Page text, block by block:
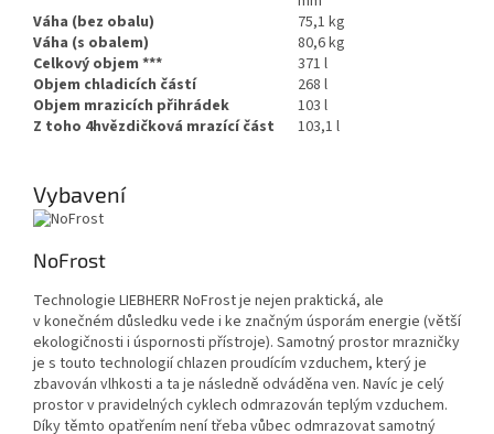
Váha (bez obalu)
75,1 kg
Váha (s obalem)
80,6 kg
Celkový objem ***
371 l
Objem chladicích částí
268 l
Objem mrazicích přihrádek
103 l
Z toho 4hvězdičková mrazící část
103,1 l
Vybavení
NoFrost
Technologie LIEBHERR NoFrost je nejen praktická, ale
v konečném důsledku vede i ke značným úsporám energie (větší
ekologičnosti i úspornosti přístroje). Samotný prostor mrazničky
je s touto technologií chlazen proudícím vzduchem, který je
zbavován vlhkosti a ta je následně odváděna ven. Navíc je celý
prostor v pravidelných cyklech odmrazován teplým vzduchem.
Díky těmto opatřením není třeba vůbec odmrazovat samotný